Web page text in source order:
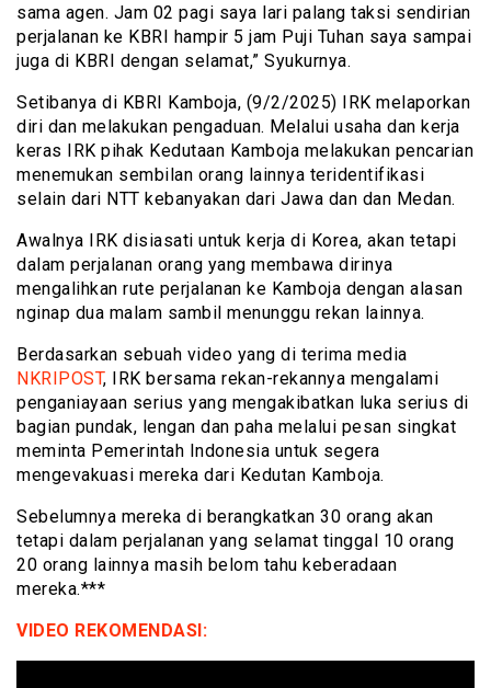
sama agen. Jam 02 pagi saya lari palang taksi sendirian
perjalanan ke KBRI hampir 5 jam Puji Tuhan saya sampai
juga di KBRI dengan selamat,” Syukurnya.
Setibanya di KBRI Kamboja, (9/2/2025) IRK melaporkan
diri dan melakukan pengaduan. Melalui usaha dan kerja
keras IRK pihak Kedutaan Kamboja melakukan pencarian
menemukan sembilan orang lainnya teridentifikasi
selain dari NTT kebanyakan dari Jawa dan dan Medan.
Awalnya IRK disiasati untuk kerja di Korea, akan tetapi
dalam perjalanan orang yang membawa dirinya
mengalihkan rute perjalanan ke Kamboja dengan alasan
nginap dua malam sambil menunggu rekan lainnya.
Berdasarkan sebuah video yang di terima media
NKRIPOST, IRK bersama rekan-rekannya mengalami
penganiayaan serius yang mengakibatkan luka serius di
bagian pundak, lengan dan paha melalui pesan singkat
meminta Pemerintah Indonesia untuk segera
mengevakuasi mereka dari Kedutan Kamboja.
Sebelumnya mereka di berangkatkan 30 orang akan
tetapi dalam perjalanan yang selamat tinggal 10 orang
20 orang lainnya masih belom tahu keberadaan
mereka.***
VIDEO REKOMENDASI: